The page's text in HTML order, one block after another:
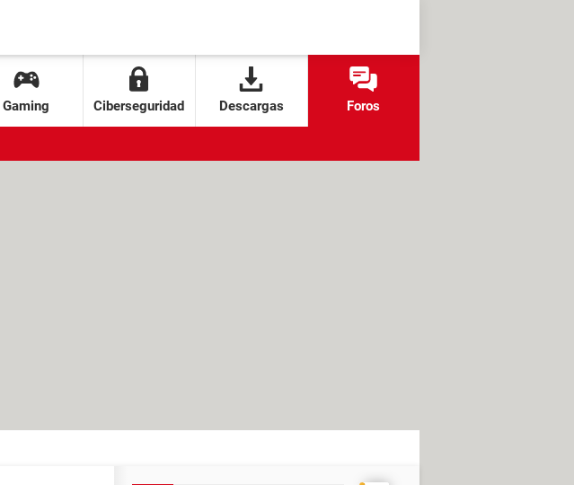
Gaming Ciberseguridad Descargas Foros